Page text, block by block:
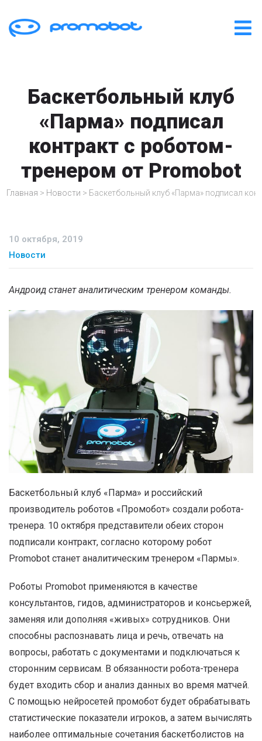
Баскетбольный клуб
«Парма» подписал
контракт с роботом-
тренером от Promobot
Главная > Новости > Баскетбольный клуб «Парма» подписал
10 октября, 2019
Новости
Андроид станет аналитическим тренером команды.
Баскетбольный клуб «Парма» и российский
производитель роботов «Промобот» создали робота-
тренера. 10 октября представители обеих сторон
подписали контракт, согласно которому робот
Promobot станет аналитическим тренером «Пармы».
Роботы Promobot применяются в качестве
консультантов, гидов, администраторов и консьержей,
заменяя или дополняя «живых» сотрудников. Они
способны распознавать лица и речь, отвечать на
вопросы, работать с документами и подключаться к
сторонним сервисам. В обязанности робота-тренера
будет входить сбор и анализ данных во время матчей.
С помощью нейросетей промобот будет обрабатывать
статистические показатели игроков, а затем вычислять
наиболее оптимальные сочетания баскетболистов на